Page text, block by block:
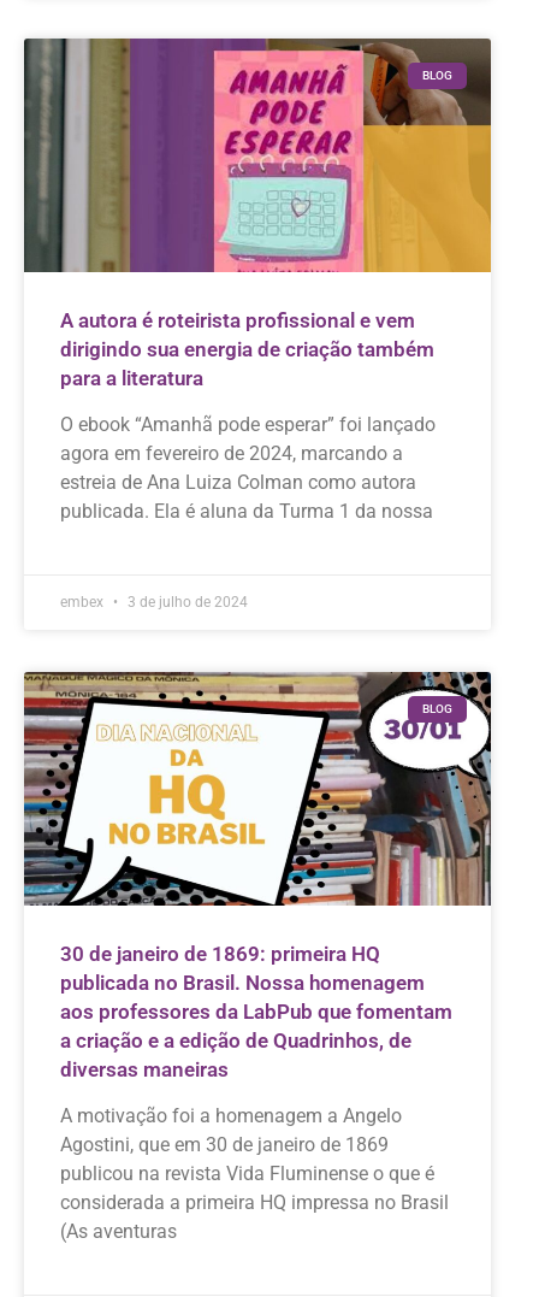
BLOG
A autora é roteirista profissional e vem
dirigindo sua energia de criação também
para a literatura
O ebook “Amanhã pode esperar” foi lançado
agora em fevereiro de 2024, marcando a
estreia de Ana Luiza Colman como autora
publicada. Ela é aluna da Turma 1 da nossa
embex 3 de julho de 2024
BLOG
30 de janeiro de 1869: primeira HQ
publicada no Brasil. Nossa homenagem
aos professores da LabPub que fomentam
a criação e a edição de Quadrinhos, de
diversas maneiras
A motivação foi a homenagem a Angelo
Agostini, que em 30 de janeiro de 1869
publicou na revista Vida Fluminense o que é
considerada a primeira HQ impressa no Brasil
(As aventuras